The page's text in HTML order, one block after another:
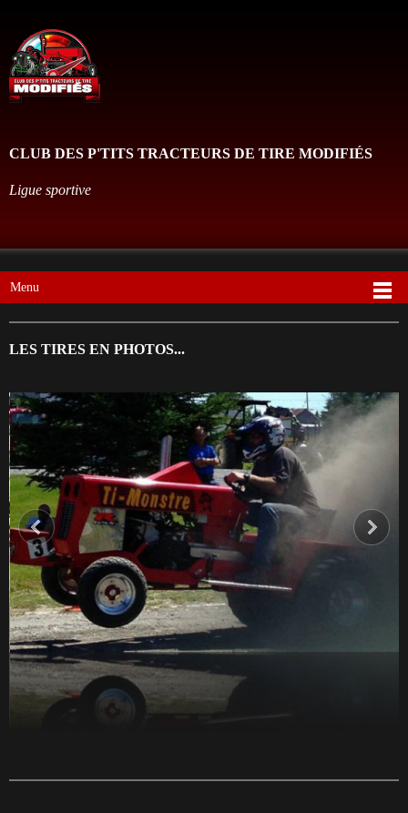
CLUB DES P'TITS TRACTEURS DE TIRE MODIFIÉS
Ligue sportive
Menu
LES TIRES EN PHOTOS...